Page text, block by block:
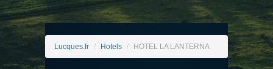
Lucques.fr / Hotels / HOTEL LA LANTERNA